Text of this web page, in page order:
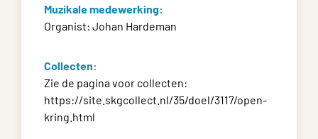
Muzikale medewerking:
Organist: Johan Hardeman
Collecten:
Zie de pagina voor collecten:
https://site.skgcollect.nl/35/doel/3117/open-
kring.html